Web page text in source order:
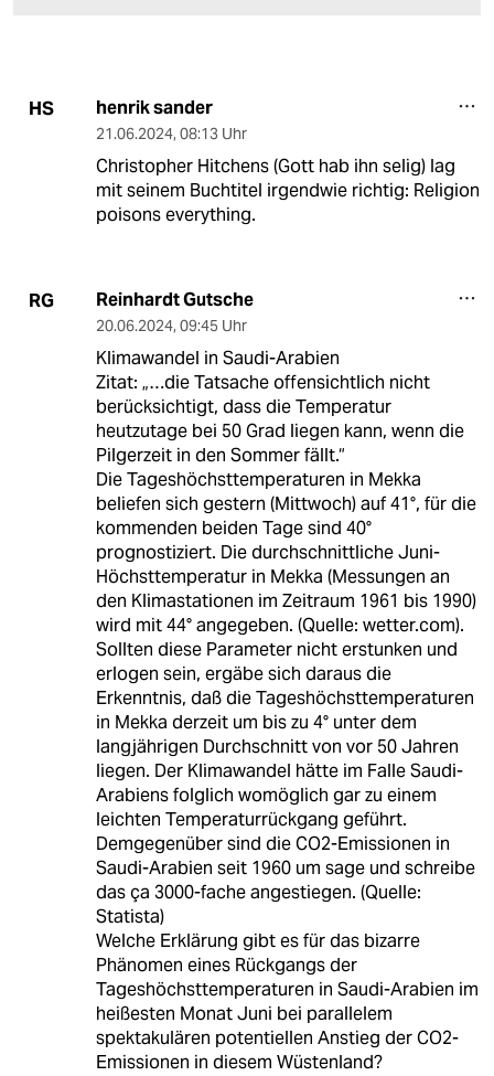
HS henrik sander
21.06.2024, 08:13 Uhr
Christopher Hitchens (Gott hab ihn selig) lag
mit seinem Buchtitel irgendwie richtig: Religion
poisons everything.
RG Reinhardt Gutsche
20.06.2024, 09:45 Uhr
Klimawandel in Saudi-Arabien
Zitat: „…die Tatsache offensichtlich nicht
berücksichtigt, dass die Temperatur
heutzutage bei 50 Grad liegen kann, wenn die
Pilgerzeit in den Sommer fällt.“
Die Tageshöchsttemperaturen in Mekka
beliefen sich gestern (Mittwoch) auf 41°, für die
kommenden beiden Tage sind 40°
prognostiziert. Die durchschnittliche Juni-
Höchsttemperatur in Mekka (Messungen an
den Klimastationen im Zeitraum 1961 bis 1990)
wird mit 44° angegeben. (Quelle: wetter.com).
Sollten diese Parameter nicht erstunken und
erlogen sein, ergäbe sich daraus die
Erkenntnis, daß die Tageshöchsttemperaturen
in Mekka derzeit um bis zu 4° unter dem
langjährigen Durchschnitt von vor 50 Jahren
liegen. Der Klimawandel hätte im Falle Saudi-
Arabiens folglich womöglich gar zu einem
leichten Temperaturrückgang geführt.
Demgegenüber sind die CO2-Emissionen in
Saudi-Arabien seit 1960 um sage und schreibe
das ça 3000-fache angestiegen. (Quelle:
Statista)
Welche Erklärung gibt es für das bizarre
Phänomen eines Rückgangs der
Tageshöchsttemperaturen in Saudi-Arabien im
heißesten Monat Juni bei parallelem
spektakulären potentiellen Anstieg der CO2-
Emissionen in diesem Wüstenland?